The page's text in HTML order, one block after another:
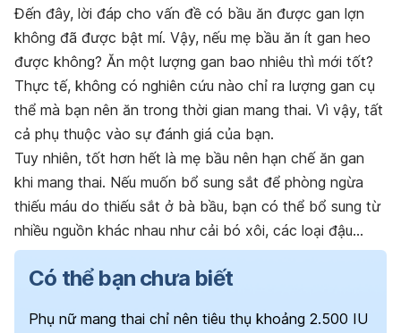
Đến đây, lời đáp cho vấn đề có bầu ăn được gan lợn
không đã được bật mí. Vậy, nếu mẹ bầu ăn ít gan heo
được không? Ăn một lượng gan bao nhiêu thì mới tốt?
Thực tế, không có nghiên cứu nào chỉ ra lượng gan cụ
thể mà bạn nên ăn trong thời gian mang thai. Vì vậy, tất
cả phụ thuộc vào sự đánh giá của bạn.
Tuy nhiên, tốt hơn hết là mẹ bầu nên hạn chế ăn gan
khi mang thai. Nếu muốn bổ sung sắt để phòng ngừa
thiếu máu do thiếu sắt ở bà bầu, bạn có thể bổ sung từ
nhiều nguồn khác nhau như cải bó xôi, các loại đậu…
Có thể bạn chưa biết
Phụ nữ mang thai chỉ nên tiêu thụ khoảng 2.500 IU